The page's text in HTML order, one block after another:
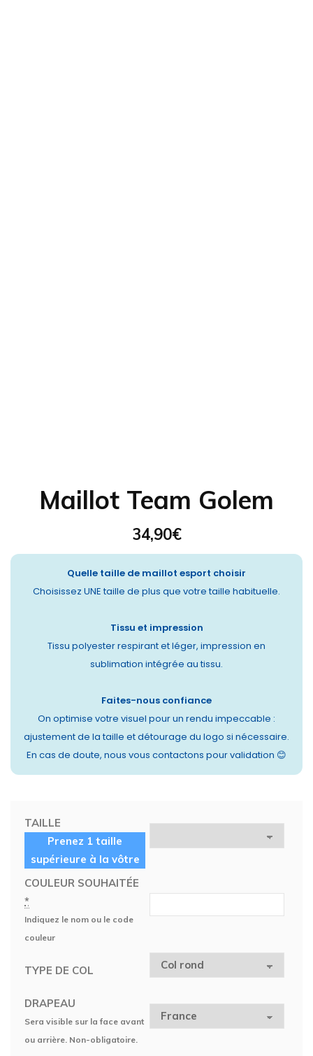
Maillot Team Golem
34,90€
Quelle taille de maillot esport choisir
Choisissez UNE taille de plus que votre taille habituelle.
Tissu et impression
Tissu polyester respirant et léger, impression en
sublimation intégrée au tissu.
Faites-nous confiance
On optimise votre visuel pour un rendu impeccable :
ajustement de la taille et détourage du logo si nécessaire.
En cas de doute, nous vous contactons pour validation 😊
TAILLE
Prenez 1 taille
supérieure à la vôtre
COULEUR SOUHAITÉE
*
Indiquez le nom ou le code
couleur
TYPE DE COL
DRAPEAU
Sera visible sur la face avant
ou arrière. Non-obligatoire.